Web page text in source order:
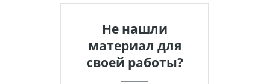
Не нашли
материал для
своей работы?